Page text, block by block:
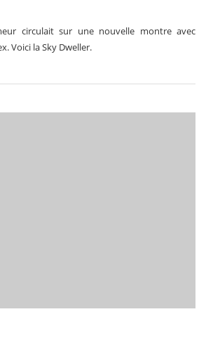
circulait sur une nouvelle montre avec
Voici la Sky Dweller.